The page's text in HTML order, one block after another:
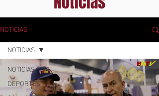
NOTICIAS
NOTICIAS
DEPORTES
NOTICIAS